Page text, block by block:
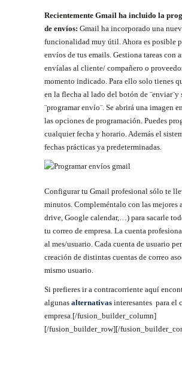
Recientemente Gmail ha incluido la
de envíos: Gmail ha incorporado una
funcionalidad muy útil. Ahora es posible
envíos de tus emails. Gestiona tareas con
envíalas al cliente/ compañero o
momento indicado. Para ello solo tienes
en la flecha al lado del botón de ¨enviar¨y
¨programar envío¨. Se abrirá una imagen
las opciones de programación. Puedes
cualquier fecha y horario. Además el
fechas prácticas ya predeterminadas.
Configurar tu Gmail profesional sólo te
minutos. Compleméntalo con las mejores
drive, Google calendar,…) para sacarle
tu correo de empresa. La cuenta
al mes/usuario. Cada cuenta de usuario
creación de distintas cuentas de correo
mismo usuario.
Si prefieres ir a contracorriente aquí
algunas alternativas interesantes para el
empresa.[/fusion_builder_column]
[/fusion_builder_row][/